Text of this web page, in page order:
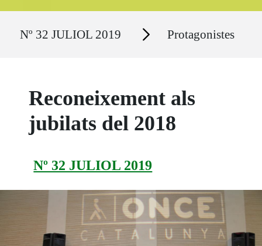
Nº 32 JULIOL 2019 Secciones Protagonistes
Reconeixement als
jubilats del 2018
Nº 32 JULIOL 2019